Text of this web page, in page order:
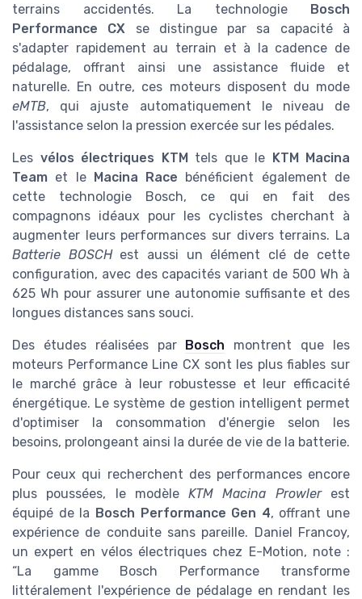
terrains accidentés. La technologie Bosch
Performance CX se distingue par sa capacité à
s'adapter rapidement au terrain et à la cadence de
pédalage, offrant ainsi une assistance fluide et
naturelle. En outre, ces moteurs disposent du mode
eMTB, qui ajuste automatiquement le niveau de
l'assistance selon la pression exercée sur les pédales.
Les vélos électriques KTMtels que le KTM Macina
Team et le Macina Race bénéficient également de
cette technologie Bosch, ce qui en fait des
compagnons idéaux pour les cyclistes cherchant à
augmenter leurs performances sur divers terrains. La
Batterie BOSCHest aussi un élément clé de cette
configuration, avec des capacités variant de 500 Wh à
625 Wh pour assurer une autonomie suffisante et des
longues distances sans souci.
Des études réalisées par Bosch montrent que les
moteurs Performance Line CX sont les plus fiables sur
le marché grâce à leur robustesse et leur efficacité
énergétique. Le système de gestion intelligent permet
d'optimiser la consommation d'énergie selon les
besoins, prolongeant ainsi la durée de vie de la batterie.
Pour ceux qui recherchent des performances encore
plus poussées, le modèleKTM Macina Prowlerest
équipé de la Bosch Performance Gen 4, offrant une
expérience de conduite sans pareille. Daniel Francoy,
un expert en vélos électriques chez E-Motion, note :
“La gamme Bosch Performance transforme
littéralement l'expérience de pédalage en rendant les